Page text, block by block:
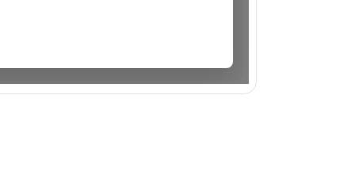
ver ofertas